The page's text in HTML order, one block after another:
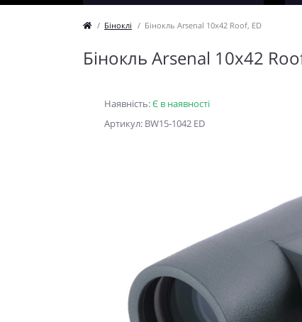
Біноклі Бінокль Arsenal 10x42 Roof, ED
Бінокль Arsenal 10x42
Наявність:Є в наявності
Артикул: BW15-1042 ED